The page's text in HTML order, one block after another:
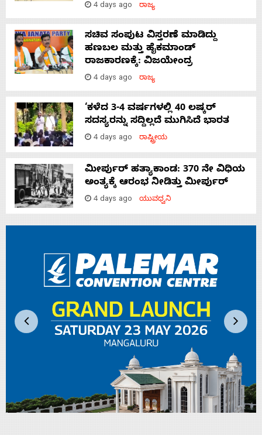
4 days ago ರಾಜ್ಯ
ಸಚಿವ ಸಂಪುಟ ವಿಸ್ತರಣೆ ಮಾಡಿದ್ದು
ಹಣಬಲ ಮತ್ತು ಹೈಕಮಾಂಡ್
ರಾಜಕಾರಣಕ್ಕೆ: ವಿಜಯೇಂದ್ರ
4 days ago ರಾಜ್ಯ
‘ಕಳೆದ 3-4 ವರ್ಷಗಳಲ್ಲಿ 40 ಲಷ್ಕರ್
ಸದಸ್ಯರನ್ನು ಸದ್ದಿಲ್ಲದೆ ಮುಗಿಸಿದೆ ಭಾರತ
4 days ago ರಾಷ್ಟ್ರೀಯ
ಮೀರ್ಪುರ್ ಹತ್ಯಾಕಾಂಡ: 370 ನೇ ವಿಧಿಯ
ಅಂತ್ಯಕ್ಕೆ ಆರಂಭ ನೀಡಿತ್ತು ಮೀರ್ಪುರ್
4 days ago ಯುವಧ್ವನಿ